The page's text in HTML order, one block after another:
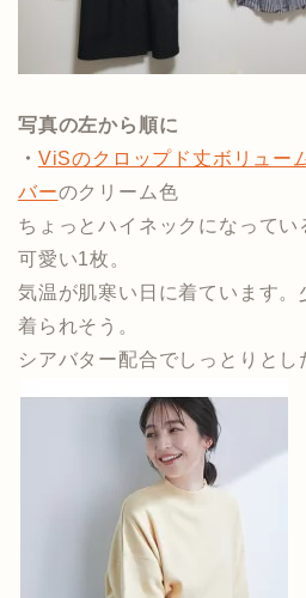
写真の左から順に
・ ViSのクロップド丈ボリュー
バーのクリーム色
ちょっとハイネックになって
可愛い1枚。
気温が肌寒い日に着ています。
着られそう。
シアバター配合でしっとりとし